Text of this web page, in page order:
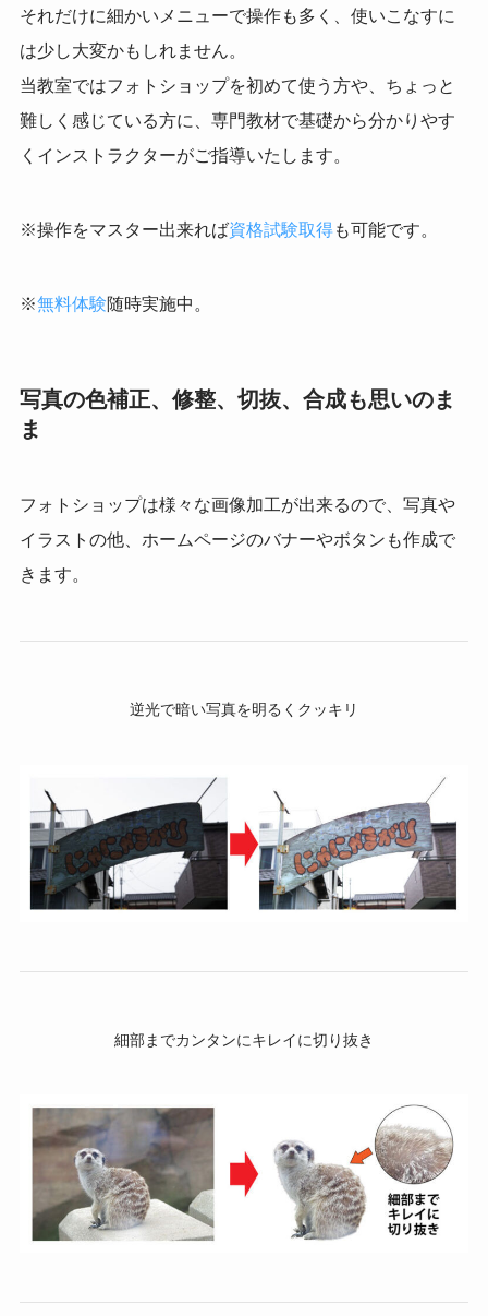
それだけに細かいメニューで操作も多く、使いこなすに
は少し大変かもしれません。
当教室ではフォトショップを初めて使う方や、ちょっと
難しく感じている方に、専門教材で基礎から分かりやす
くインストラクターがご指導いたします。
※操作をマスター出来れば資格試験取得も可能です。
※無料体験随時実施中。
写真の色補正、修整、切抜、合成も思いのま
ま
フォトショップは様々な画像加工が出来るので、写真や
イラストの他、ホームページのバナーやボタンも作成で
きます。
逆光で暗い写真を明るくクッキリ
細部までカンタンにキレイに切り抜き